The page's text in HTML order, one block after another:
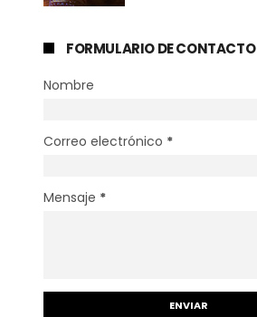
FORMULARIO DE CONTACTO
Nombre
Correo electrónico *
Mensaje *